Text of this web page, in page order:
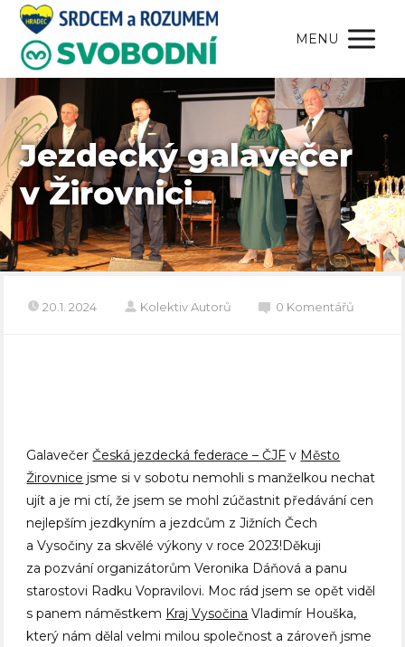
MENU
Jezdecký galavečer
v Žirovnici
20.1. 2024 Kolektiv Autorů 0 Komentářů
GalavečerČeská jezdecká federace – ČJF v Město
Žirovnice jsme si v sobotu nemohli s manželkou nechat
ujít a je mi ctí, že jsem se mohl zúčastnit předávání cen
nejlepším jezdkyním a jezdcům z Jižních Čech
a Vysočiny za skvělé výkony v roce 2023!Děkuji
za pozvání organizátorům Veronika Dáňová a panu
starostovi Radku Vopravilovi. Moc rád jsem se opět viděl
s panem náměstkem Kraj Vysočina Vladimír Houška,
který nám dělal velmi milou společnost a zároveň jsme